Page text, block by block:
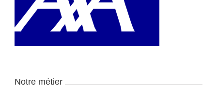
Notre métier